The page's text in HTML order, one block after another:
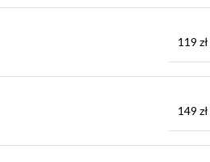
119 zł
149 zł